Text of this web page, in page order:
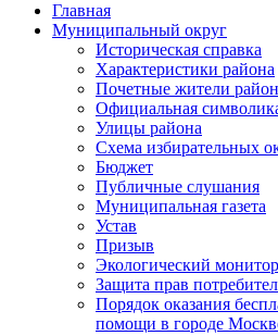
Главная
Муниципальный округ
Историческая справка
Характеристики района
Почетные жители
Официальная
Улицы района
Схема избирательных
Бюджет
Публичные слушания
Муниципальная газета
Устав
Призыв
Экологический
Защита прав
Порядок оказания
помощи в городе